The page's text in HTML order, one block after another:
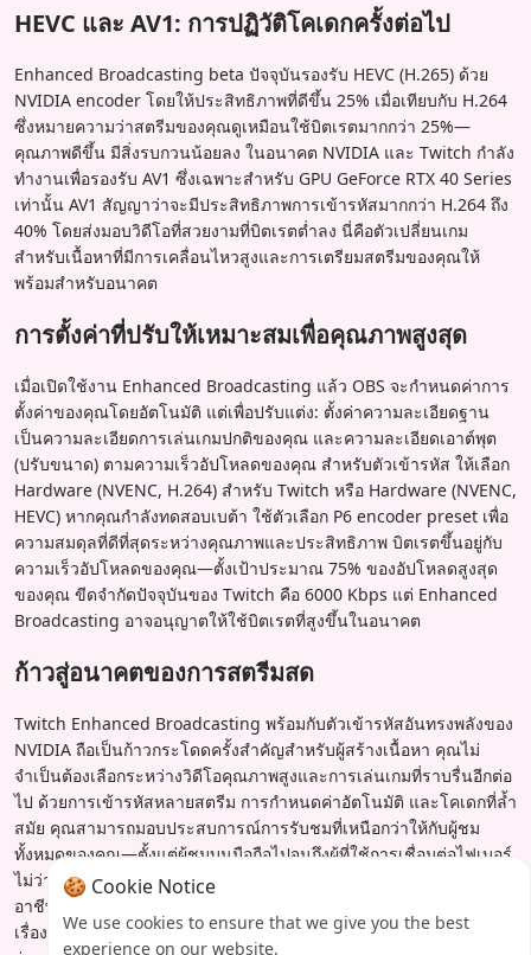
HEVC และ AV1: การปฏิวัติโคเดกครั้งต่อไป
Enhanced Broadcasting beta ปัจจุบันรองรับ HEVC (H.265) ด้วย
NVIDIA encoder โดยให้ประสิทธิภาพที่ดีขึ้น 25% เมื่อเทียบกับ H.264
ซึ่งหมายความว่าสตรีมของคุณดูเหมือนใช้บิตเรตมากกว่า 25%—
คุณภาพดีขึ้น มีสิ่งรบกวนน้อยลง ในอนาคต NVIDIA และ Twitch กำลัง
ทำงานเพื่อรองรับ AV1 ซึ่งเฉพาะสำหรับ GPU GeForce RTX 40 Series
เท่านั้น AV1 สัญญาว่าจะมีประสิทธิภาพการเข้ารหัสมากกว่า H.264 ถึง
40% โดยส่งมอบวิดีโอที่สวยงามที่บิตเรตต่ำลง นี่คือตัวเปลี่ยนเกม
สำหรับเนื้อหาที่มีการเคลื่อนไหวสูงและการเตรียมสตรีมของคุณให้
พร้อมสำหรับอนาคต
การตั้งค่าที่ปรับให้เหมาะสมเพื่อคุณภาพสูงสุด
เมื่อเปิดใช้งาน Enhanced Broadcasting แล้ว OBS จะกำหนดค่าการ
ตั้งค่าของคุณโดยอัตโนมัติ แต่เพื่อปรับแต่ง: ตั้งค่าความละเอียดฐาน
เป็นความละเอียดการเล่นเกมปกติของคุณ และความละเอียดเอาต์พุต
(ปรับขนาด) ตามความเร็วอัปโหลดของคุณ สำหรับตัวเข้ารหัส ให้เลือก
Hardware (NVENC, H.264) สำหรับ Twitch หรือ Hardware (NVENC,
HEVC) หากคุณกำลังทดสอบเบต้า ใช้ตัวเลือก P6 encoder preset เพื่อ
ความสมดุลที่ดีที่สุดระหว่างคุณภาพและประสิทธิภาพ บิตเรตขึ้นอยู่กับ
ความเร็วอัปโหลดของคุณ—ตั้งเป้าประมาณ 75% ของอัปโหลดสูงสุด
ของคุณ ขีดจำกัดปัจจุบันของ Twitch คือ 6000 Kbps แต่ Enhanced
Broadcasting อาจอนุญาตให้ใช้บิตเรตที่สูงขึ้นในอนาคต
ก้าวสู่อนาคตของการสตรีมสด
Twitch Enhanced Broadcasting พร้อมกับตัวเข้ารหัสอันทรงพลังของ
NVIDIA ถือเป็นก้าวกระโดดครั้งสำคัญสำหรับผู้สร้างเนื้อหา คุณไม่
จำเป็นต้องเลือกระหว่างวิดีโอคุณภาพสูงและการเล่นเกมที่ราบรื่นอีกต่อ
ไป ด้วยการเข้ารหัสหลายสตรีม การกำหนดค่าอัตโนมัติ และโคเดกที่ล้ำ
สมัย คุณสามารถมอบประสบการณ์การรับชมที่เหนือกว่าให้กับผู้ชม
ทั้งหมดของคุณ—ตั้งแต่ผู้ชมบนมือถือไปจนถึงผู้ที่ใช้การเชื่อมต่อไฟเบอร์
ไม่ว่าคุณจะเป็นสตรีมเมอร์ทั่วไปหรือผู้แพร่ภาพกระจายเสียงอีสปอร์ตมือ
อาชีพ เทคโนโลยีนี้ทำให้การแชร์เนื้อหาของคุณในแสงที่ดีที่สุดเป็น
เรื่องง่ายกว่าที่เคย อนาคตของการสตรีมสดมาถึงแล้ว และมันเข้าถึงได้
🍪 Cookie Notice
We use cookies to ensure that we give you the best
experience on our website.